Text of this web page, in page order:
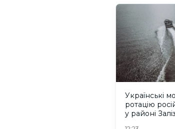
Українські
ротацію
у районі